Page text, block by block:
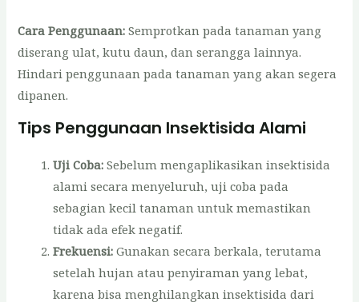
Cara Penggunaan: Semprotkan pada tanaman yang
diserang ulat, kutu daun, dan serangga lainnya.
Hindari penggunaan pada tanaman yang akan segera
dipanen.
Tips Penggunaan Insektisida Alami
Uji Coba: Sebelum mengaplikasikan insektisida
alami secara menyeluruh, uji coba pada
sebagian kecil tanaman untuk memastikan
tidak ada efek negatif.
Frekuensi: Gunakan secara berkala, terutama
setelah hujan atau penyiraman yang lebat,
karena bisa menghilangkan insektisida dari